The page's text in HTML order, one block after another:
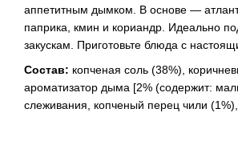
аппетитным дымком. В основе —
паприка, кмин и кориандр. Идеально
закускам. Приготовьте блюда с
Состав: копченая соль (38%),
ароматизатор дыма [2% (содержит:
слеживания, копченый перец чили (1%),